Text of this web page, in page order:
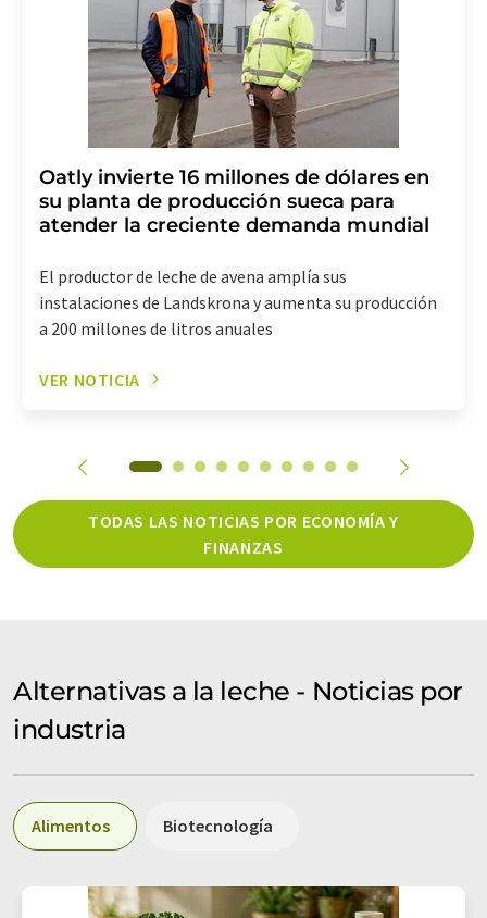
Oatly invierte 16 millones de dólares en
su planta de producción sueca para
atender la creciente demanda mundial
El productor de leche de avena amplía sus
instalaciones de Landskrona y aumenta su producción
a 200 millones de litros anuales
VER NOTICIA
TODAS LAS NOTICIAS POR ECONOMÍA Y
FINANZAS
Alternativas a la leche - Noticias por
industria
Alimentos Biotecnología